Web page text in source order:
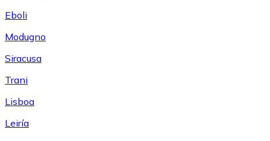
Eboli
Modugno
Siracusa
Trani
Lisboa
Leiría